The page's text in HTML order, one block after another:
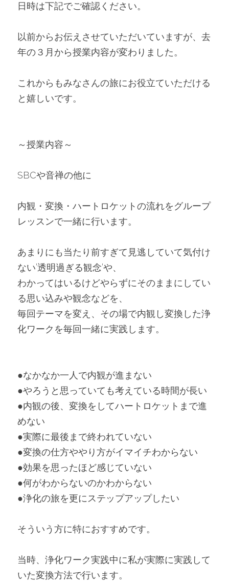
日時は下記でご確認ください。
以前からお伝えさせていただいていますが、去
年の３月から授業内容が変わりました。
これからもみなさんの旅にお役立ていただける
と嬉しいです。
～授業内容～
SBCや音禅の他に
内観・変換・ハートロケットの流れをグループ
レッスンで一緒に行います。
あまりにも当たり前すぎて見逃していて気付け
ない’透明過ぎる観念’や、
わかってはいるけどやらずにそのままにしてい
る思い込みや観念などを、
毎回テーマを変え、その場で内観し変換した浄
化ワークを毎回一緒に実践します。
●なかなか一人で内観が進まない
●やろうと思っていても考えている時間が長い
●内観の後、変換をしてハートロケットまで進
めない
●実際に最後まで終われていない
●変換の仕方ややり方がイマイチわからない
●効果を思ったほど感じていない
●何がわからないのかわからない
●浄化の旅を更にステップアップしたい
そういう方に特におすすめです。
当時、浄化ワーク実践中に私が実際に実践して
いた変換方法で行います。